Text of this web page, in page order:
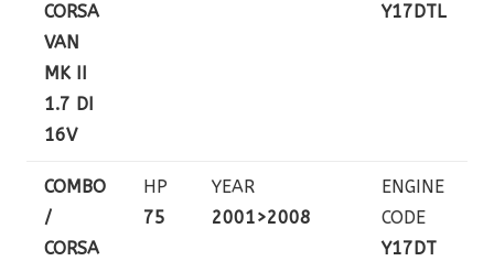
CORSA
VAN
MK II
1.7 DI
16V
Y17DTL
COMBO
/
CORSA
HP
75
YEAR
2001>2008
ENGINE
CODE
Y17DT